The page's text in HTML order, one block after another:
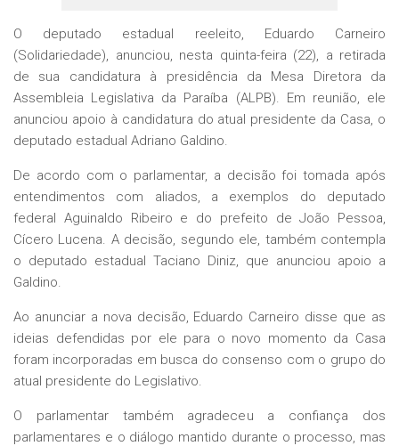
O deputado estadual reeleito, Eduardo Carneiro
(Solidariedade), anunciou, nesta quinta-feira (22), a retirada
de sua candidatura à presidência da Mesa Diretora da
Assembleia Legislativa da Paraíba (ALPB). Em reunião, ele
anunciou apoio à candidatura do atual presidente da Casa, o
deputado estadual Adriano Galdino.
De acordo com o parlamentar, a decisão foi tomada após
entendimentos com aliados, a exemplos do deputado
federal Aguinaldo Ribeiro e do prefeito de João Pessoa,
Cícero Lucena. A decisão, segundo ele, também contempla
o deputado estadual Taciano Diniz, que anunciou apoio a
Galdino.
Ao anunciar a nova decisão, Eduardo Carneiro disse que as
ideias defendidas por ele para o novo momento da Casa
foram incorporadas em busca do consenso com o grupo do
atual presidente do Legislativo.
O parlamentar também agradeceu a confiança dos
parlamentares e o diálogo mantido durante o processo, mas